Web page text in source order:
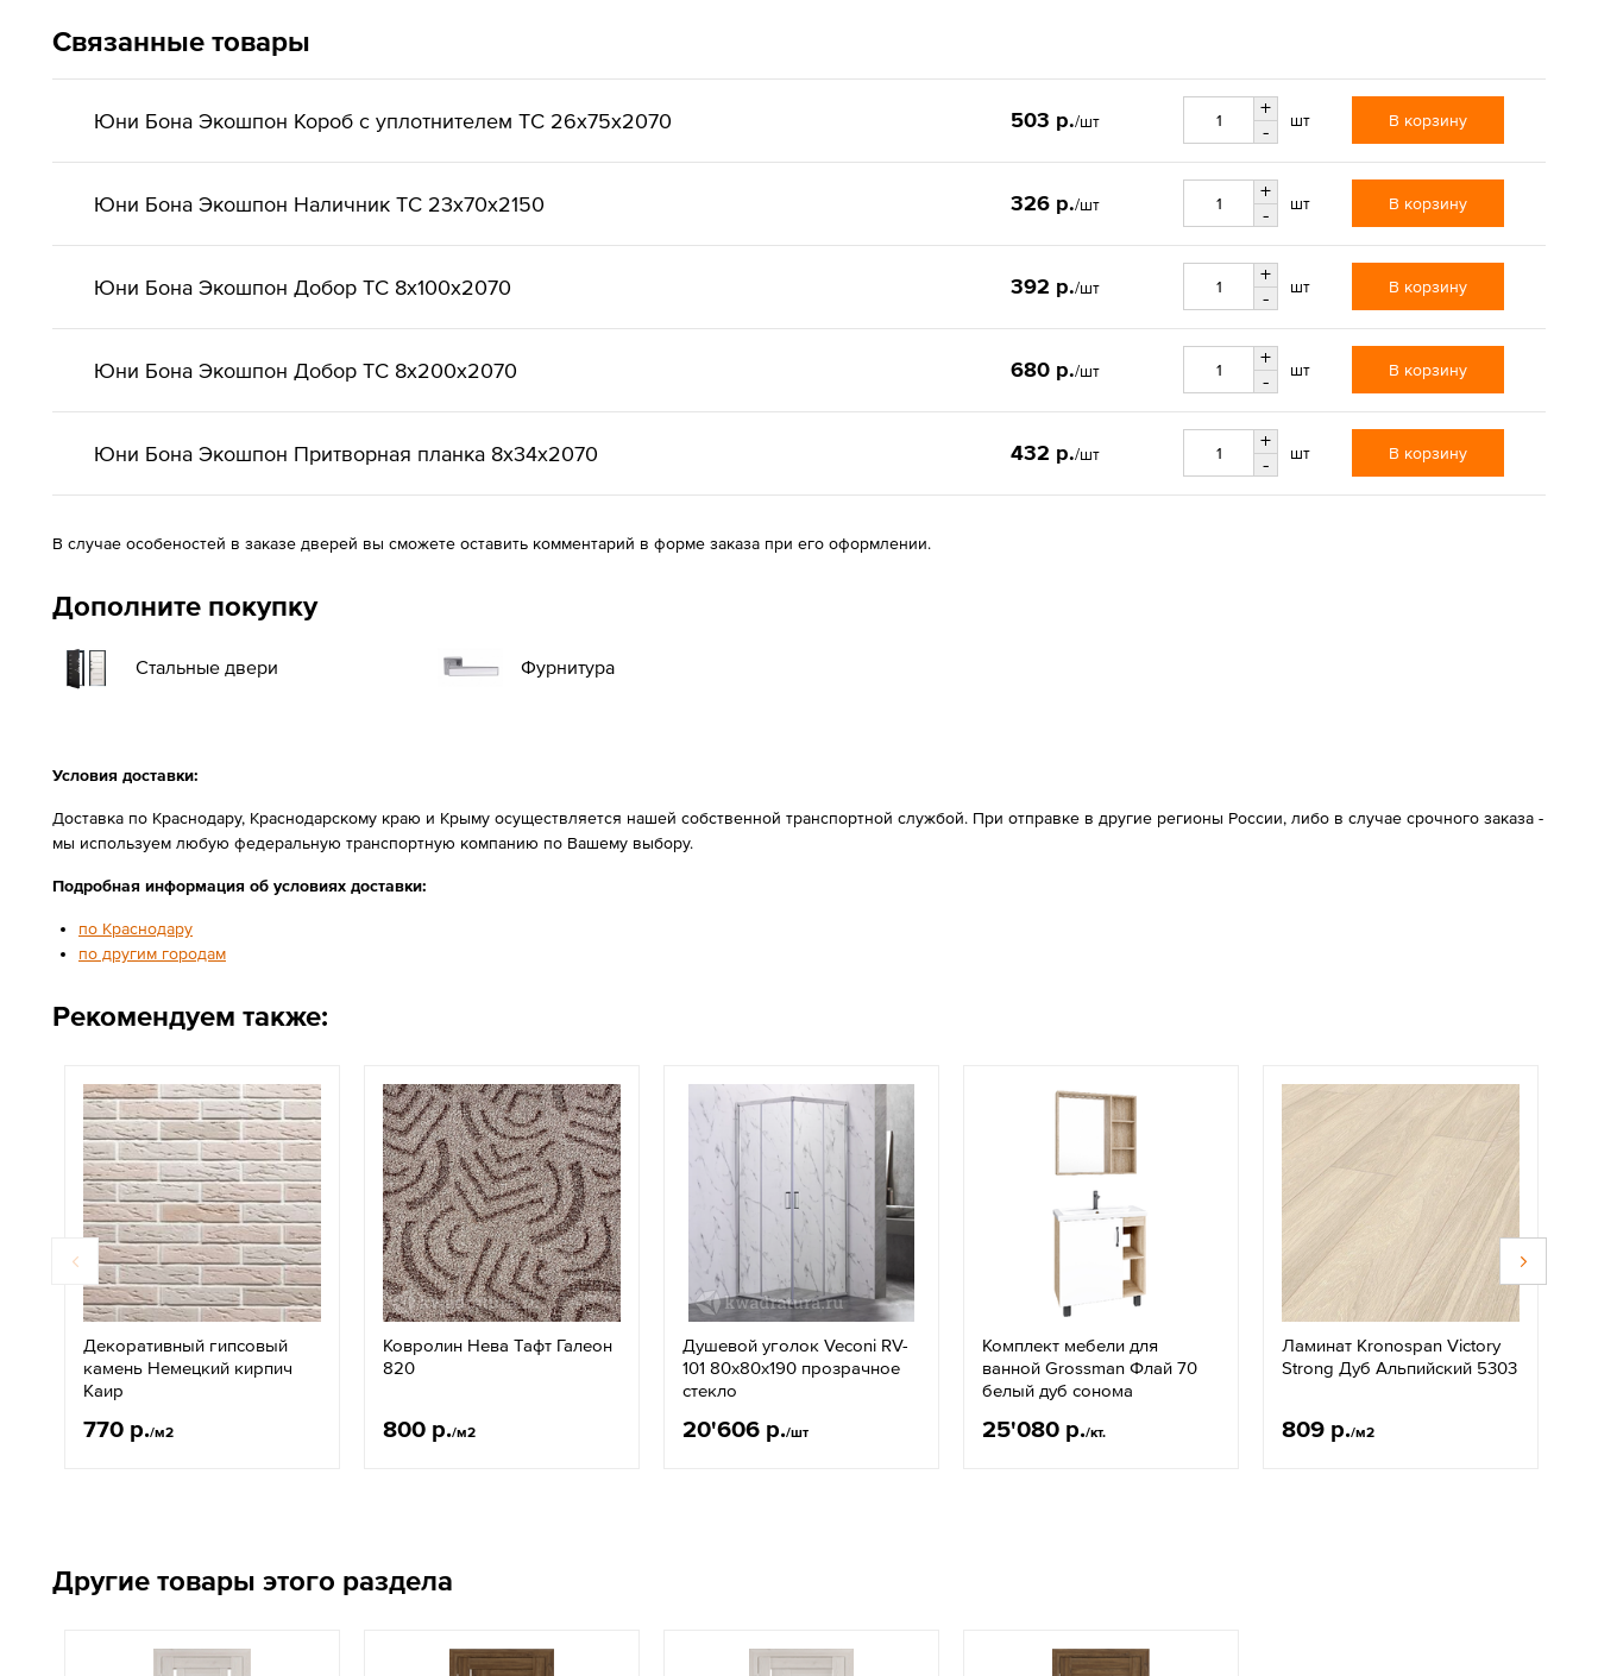
Связанные товары
Юни Бона Экошпон Короб с уплотнителем ТС 26x75x2070 503 р./шт
+
-
шт В корзину
Юни Бона Экошпон Наличник ТС 23x70x2150 326 р./шт
+
-
шт В корзину
Юни Бона Экошпон Добор ТС 8x100x2070 392 р./шт
+
-
шт В корзину
Юни Бона Экошпон Добор ТС 8x200x2070 680 р./шт
+
-
шт В корзину
Юни Бона Экошпон Притворная планка 8x34x2070 432 р./шт
+
-
шт В корзину
В случае особеностей в заказе дверей вы сможете оставить комментарий в форме заказа при его оформлении.
Дополните покупку
Стальные двери Фурнитура
Условия доставки:
Доставка по Краснодару, Краснодарскому краю и Крыму осуществляется нашей собственной транспортной службой. При отправке в другие регионы России, либо в случае срочного заказа -
мы используем любую федеральную транспортную компанию по Вашему выбору.
Подробная информация об условиях доставки:
по Краснодару
по другим городам
Рекомендуем также:
Декоративный гипсовый
камень Немецкий кирпич
Каир
770 р./м2
Ковролин Нева Тафт Галеон
820
800 р./м2
Душевой уголок Veconi RV-
101 80x80х190 прозрачное
стекло
20'606 р./шт
Комплект мебели для
ванной Grossman Флай 70
белый дуб сонома
25'080 р./кт.
Ламинат Kronospan Victory
Strong Дуб Альпийский 5303
809 р./м2
Другие товары этого раздела